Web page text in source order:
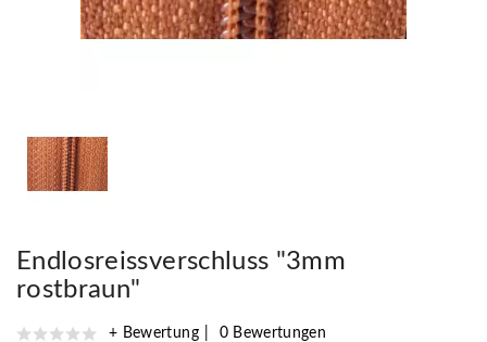
Endlosreissverschluss "3mm
rostbraun"
+ Bewertung 0 Bewertungen